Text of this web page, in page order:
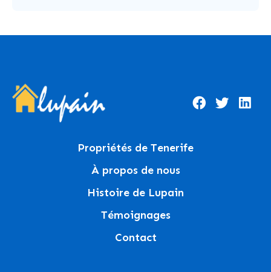
Propriétés de Tenerife
À propos de nous
Histoire de Lupain
Témoignages
Contact